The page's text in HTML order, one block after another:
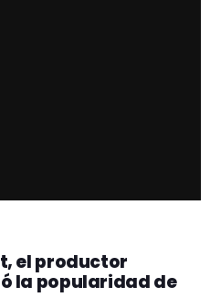
el productor
la popularidad de